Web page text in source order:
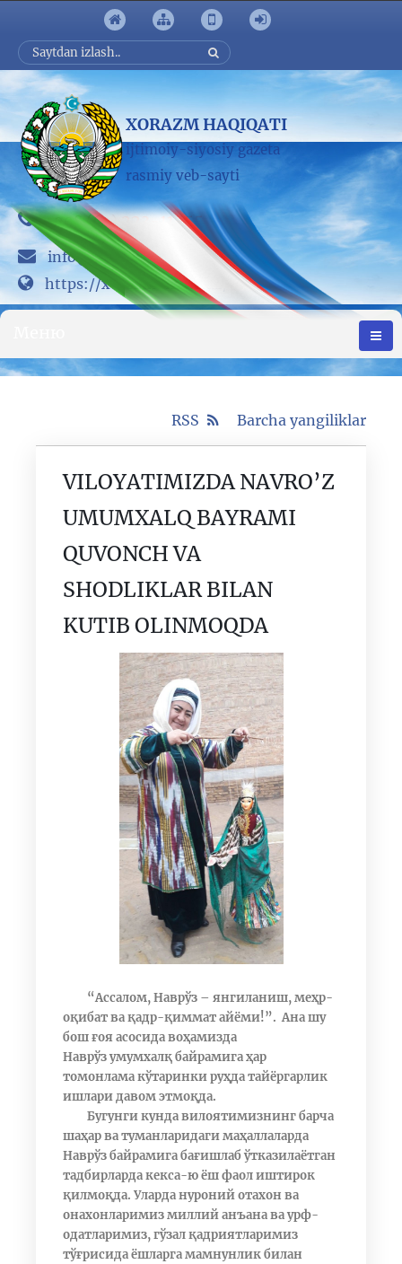
XORAZM HAQIQATI
ijtimoiy-siyosiy gazeta
rasmiy veb-sayti
+998 (62) 223-11-55
info@www.xorezm-news.uz
https://xorezm-news.uz/
Barcha yangiliklar
RSS
VILOYATIMIZDA NAVRO’Z
UMUMXALQ BAYRAMI
QUVONCH VA
SHODLIKLAR BILAN
KUTIB OLINMOQDA
“Ассалом, Наврўз – янгиланиш, меҳр-
оқибат ва қадр-қиммат айёми!”.Ана шу
бош ғоя асосида воҳамизда
Наврўзумумхалқ байрамига ҳар
томонлама кўтаринки руҳда тайёргарлик
ишлари давом этмоқда.
Бугунги кунда вилоятимизнинг барча
шаҳар ва туманларидаги маҳаллаларда
Наврўз байрамига бағишлаб ўтказилаётган
тадбирларда кекса-ю ёш фаол иштирок
қилмоқда. Уларда нуроний отахон ва
онахонларимиз миллий анъана ва урф-
одатларимиз, гўзал қадриятларимиз
тўғрисида ёшларга мамнунлик билан